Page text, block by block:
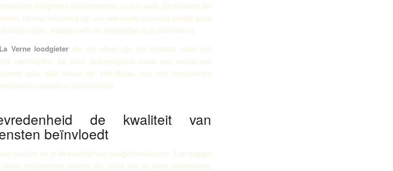
loodgieters garantieservice op hun werk. Dit betekent dat
klanten verzekerd zijn van een snelle oplossing zonder extra
waarbij snelle en deskundige hulp essentieel is.
La Verne loodgieterdie niet alleen zijn vak verstaat, maar ook
reactietijden. Dit soort deskundigheid maakt een wereld van
waar elke minuut telt. Het kiezen voor een betrouwbare
in kwaliteit en gemoedsrust.
de kwaliteit van
beïnvloedt
cruciale rol in de kwaliteit van loodgietersdiensten. Een begrijpt
terugkerende klanten zijn, maar ook de beste aanbevelers.